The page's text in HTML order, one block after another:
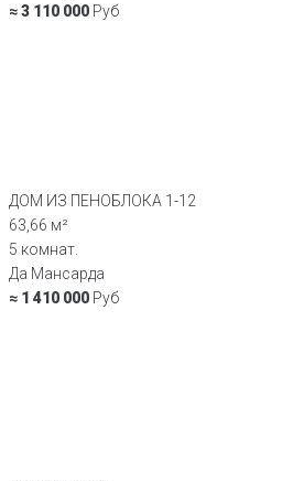
≈ 3 110 000 Руб
ДОМ ИЗ ПЕНОБЛОКА 1-12
63,66 м²
5 комнат.
Да Мансарда
≈ 1 410 000 Руб